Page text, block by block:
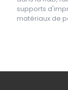
supports
matériaux de